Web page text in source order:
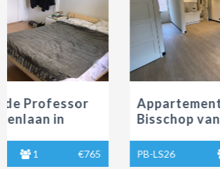
in
€765
Appartement aan de
Bisschop van de
huur
PB-LS26